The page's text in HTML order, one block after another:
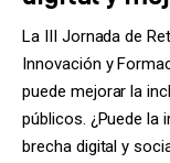
La III Jornada de
Innovación y
puede mejorar la
públicos. ¿Puede la
brecha digital y